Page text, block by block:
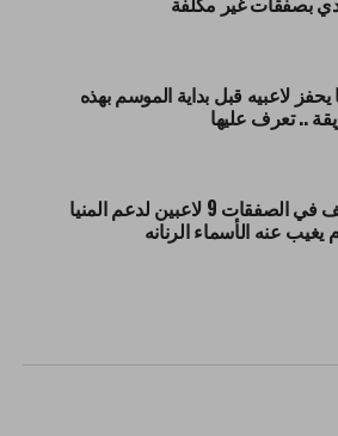
يحفز لاعبيه قبل بداية الموسم بهذه
.. تعرف عليها
تقشف في الصفقات 9 لاعبين لدعم المنيا
يغيب عنه الأسماء الرنانه